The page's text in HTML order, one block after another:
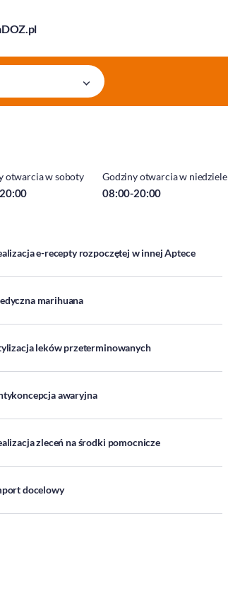
DOZ.pl
otwarcia w soboty Godziny otwarcia w niedziele
08:00-20:00
e-recepty rozpoczętej w innej Aptece
marihuana
leków przeterminowanych
awaryjna
zleceń na środki pomocnicze
docelowy